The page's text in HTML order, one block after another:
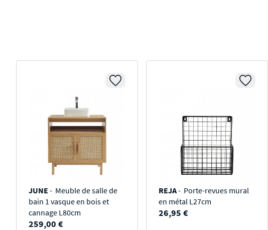
JUNE - Meuble de salle de
bain 1 vasque en bois et
cannage L80cm
259,00 €
REJA- Porte-revues mural
en métal L27cm
26,95 €